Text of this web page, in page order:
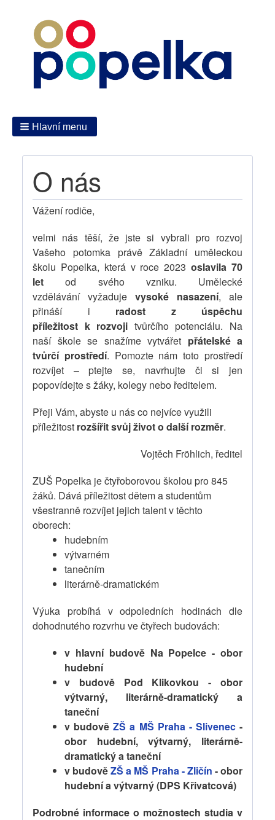
Hlavní menu
O nás
Vážení rodiče,
velmi nás těší, že jste si vybrali pro rozvoj
Vašeho potomka právě Základní uměleckou
školu Popelka, která v roce 2023oslavila 70
letod svého vzniku. Umělecké
vzdělávání vyžaduje vysoké nasazení, ale
přináší i radost z úspěchu
příležitost k rozvoji tvůrčího potenciálu. Na
naší škole se snažíme vytvářet přátelské a
tvůrčí prostředí. Pomozte nám toto prostředí
rozvíjet – ptejte se, navrhujte či si jen
popovídejte s žáky, kolegy nebo ředitelem.
Přeji Vám, abyste u nás co nejvíce využili
příležitost rozšířit svůj život o další rozměr.
Vojtěch Fröhlich, ředitel
ZUŠ Popelka je čtyřoborovou školou pro 845
žáků. Dává příležitost dětem a studentům
všestranně rozvíjet jejich talent v těchto
oborech:
hudebním
výtvarném
tanečním
literárně-dramatickém
Výuka probíhá v odpoledních hodinách dle
dohodnutého rozvrhu ve čtyřech budovách:
v hlavní budově Na Popelce - obor
hudební
v budově Pod Klikovkou - obor
výtvarný, literárně-dramatický a
taneční
v budověZŠ a MŠ Praha - Slivenec-
obor hudební, výtvarný, literárně-
dramatický a taneční
v budověZŠ a MŠ Praha - Zličín - obor
hudební a výtvarný (DPS Křivatcová)
Podrobné informace o možnostech studia v